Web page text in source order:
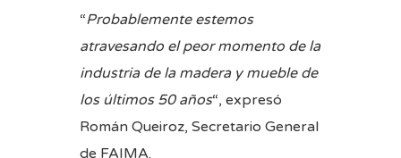
“Probablemente estemos
atravesando el peor momento de la
industria de la madera y mueble de
los últimos 50 años“, expresó
Román Queiroz, Secretario General
de FAIMA.